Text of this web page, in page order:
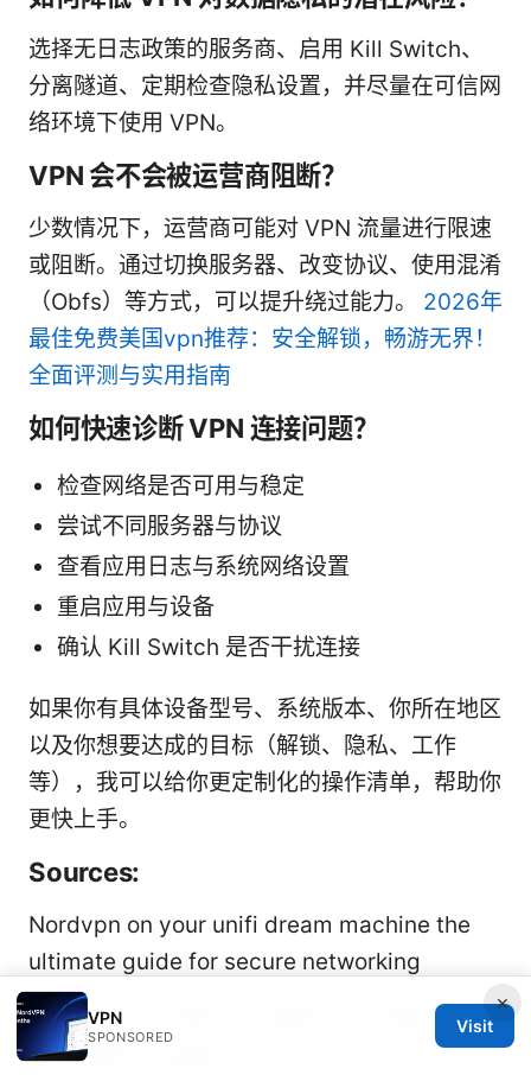
选择无日志政策的服务商、启用 Kill Switch、
分离隧道、定期检查隐私设置，并尽量在可信网
络环境下使用 VPN。
VPN 会不会被运营商阻断？
少数情况下，运营商可能对 VPN 流量进行限速
或阻断。通过切换服务器、改变协议、使用混淆
（Obfs）等方式，可以提升绕过能力。 2026年
最佳免费美国vpn推荐：安全解锁，畅游无界！
全面评测与实用指南
如何快速诊断 VPN 连接问题？
检查网络是否可用与稳定
尝试不同服务器与协议
查看应用日志与系统网络设置
重启应用与设备
确认 Kill Switch 是否干扰连接
如果你有具体设备型号、系统版本、你所在地区
以及你想要达成的目标（解锁、隐私、工作
等），我可以给你更定制化的操作清单，帮助你
更快上手。
Sources:
Nordvpn on your unifi dream machine the
ultimate guide for secure networking
清华大学vpn下载全方位指南：如何选择、安
装、配置与安全要点
×
VPN
SPONSORED
Visit